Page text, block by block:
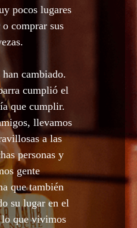
pocos lugares
comprar sus
cambiado.
cumplió el
que cumplir.
llevamos
a las
personas y
gente
que también
su lugar en el
que vivimos